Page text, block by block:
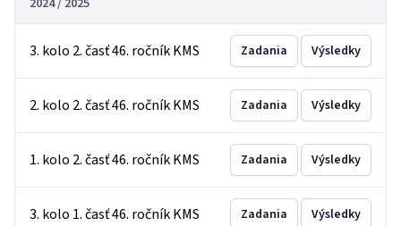
2024 / 2025
3. kolo 2. časť 46. ročník KMS Zadania Výsledky
2. kolo 2. časť 46. ročník KMS Zadania Výsledky
1. kolo 2. časť 46. ročník KMS Zadania Výsledky
3. kolo 1. časť 46. ročník KMS Zadania Výsledky